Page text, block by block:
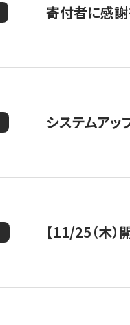
寄付者に感謝
システムアッ
【11/25（木